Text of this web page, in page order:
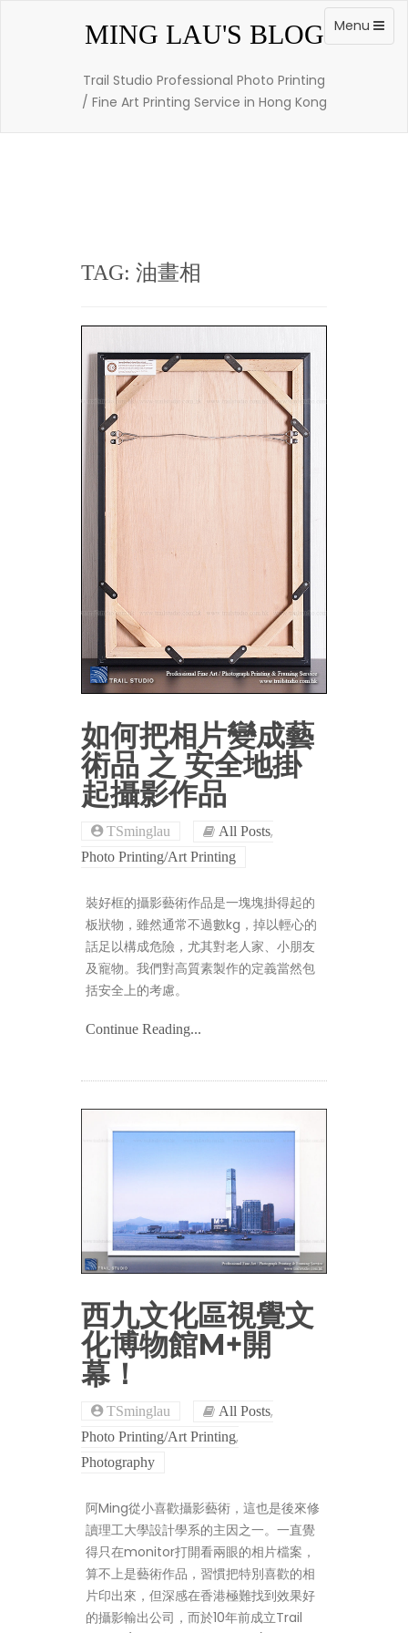
MING LAU'S BLOG
Trail Studio Professional Photo Printing
/ Fine Art Printing Service in Hong Kong
Toggle
navigation
Menu
TAG: 油畫相
如何把相片變成藝
術品 之 安全地掛
起攝影作品
TSminglau All Posts,
Photo Printing/Art Printing
裝好框的攝影藝術作品是一塊塊掛得起的
板狀物，雖然通常不過數kg，掉以輕心的
話足以構成危險，尤其對老人家、小朋友
及寵物。我們對高質素製作的定義當然包
括安全上的考慮。
Continue Reading...
西九文化區視覺文
化博物館M+開
幕！
TSminglau All Posts,
Photo Printing/Art Printing,
Photography
阿Ming從小喜歡攝影藝術，這也是後來修
讀理工大學設計學系的主因之一。一直覺
得只在monitor打開看兩眼的相片檔案，
算不上是藝術作品，習慣把特別喜歡的相
片印出來，但深感在香港極難找到效果好
的攝影輸出公司，而於10年前成立Trail